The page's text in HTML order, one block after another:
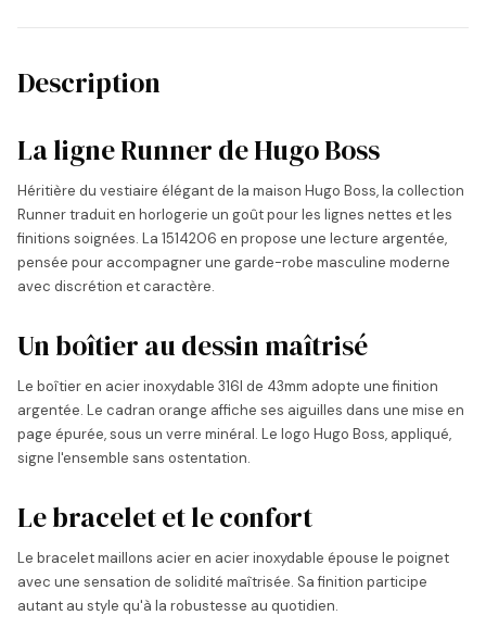
Description
La ligne Runner de Hugo Boss
Héritière du vestiaire élégant de la maison Hugo Boss, la collection
Runner traduit en horlogerie un goût pour les lignes nettes et les
finitions soignées. La 1514206 en propose une lecture argentée,
pensée pour accompagner une garde-robe masculine moderne
avec discrétion et caractère.
Un boîtier au dessin maîtrisé
Le boîtier en acier inoxydable 316l de 43mm adopte une finition
argentée. Le cadran orange affiche ses aiguilles dans une mise en
page épurée, sous un verre minéral. Le logo Hugo Boss, appliqué,
signe l'ensemble sans ostentation.
Le bracelet et le confort
Le bracelet maillons acier en acier inoxydable épouse le poignet
avec une sensation de solidité maîtrisée. Sa finition participe
autant au style qu'à la robustesse au quotidien.